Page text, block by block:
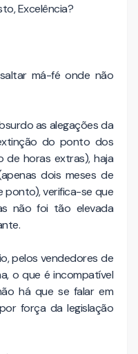
Excelência?
má-fé onde não
as alegações da
do ponto dos
de horas extras), haja
dois meses de
ponto), verifica-se que
não foi tão elevada
pelos vendedores de
o que é incompatível
há que se falar em
força da legislação